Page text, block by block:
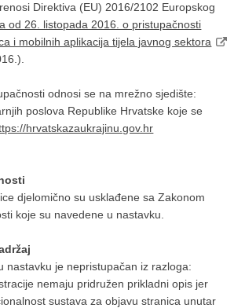
Direktiva (EU) 2016/2102 Europskog
od 26. listopada 2016. o pristupačnosti
i mobilnih aplikacija tijela javnog sektora
odnosi se na mrežno sjedište:
poslova Republike Hrvatske koje se
hrvatskazaukrajinu.gov.hr
djelomično su usklađene sa Zakonom
koje su navedene u nastavku.
nastavku je nepristupačan iz razloga:
nemaju pridružen prikladni opis jer
sustava za objavu stranica unutar